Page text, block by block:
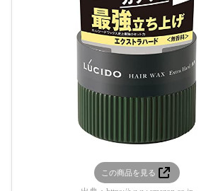
この商品を見る